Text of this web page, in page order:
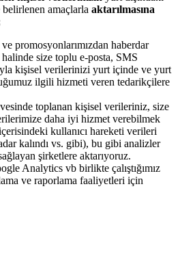
belirlenen amaçlarla aktarılmasına
promosyonlarımızdan haberdar
size toplu e-posta, SMS
kişisel verilerinizi yurt içinde ve yurt
ilgili hizmeti veren tedarikçilere
toplanan kişisel verileriniz, size
daha iyi hizmet verebilmek
kullanıcı hareketi verileri
kalındı vs. gibi), bu gibi analizler
şirketlere aktarıyoruz.
Analytics vb birlikte çalıştığımız
ve raporlama faaliyetleri için